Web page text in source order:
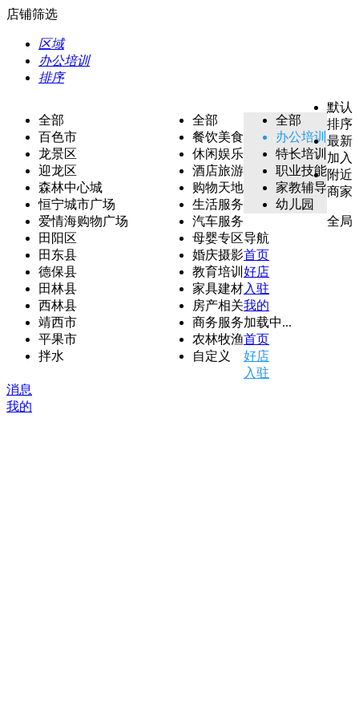
店铺筛选
区域
办公培训
排序
全部
百色市
龙景区
迎龙区
森林中心城
恒宁城市广场
爱情海购物广场
田阳区
田东县
德保县
田林县
西林县
靖西市
平果市
拌水
全部
餐饮美食
休闲娱乐
酒店旅游
购物天地
生活服务
汽车服务
母婴专区
婚庆摄影
教育培训
家具建材
房产相关
商务服务
农林牧渔
自定义
全部
办公培训
特长培训
职业技能
家教辅导
幼儿园
默认
排序
最新
加入
附近
商家
全局
导航
首页
好店
入驻
我的
加载中...
首页
好店
入驻
消息
我的